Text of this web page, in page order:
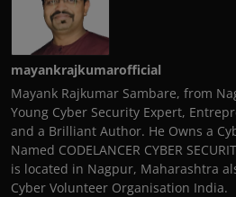
mayankrajkumarofficial
Mayank Rajkumar Sambare, from
Young Cyber Security Expert,
and a Brilliant Author. He Owns a
Named CODELANCER CYBER
is located in Nagpur, Maharashtra
Cyber Volunteer Organisation India.